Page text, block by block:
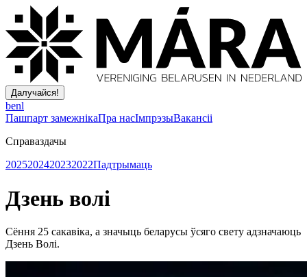
Далучайся!
benl
Пашпарт замежнікаПра насІмпрэзыВакансіі
Справаздачы
2025202420232022Падтрымаць
Дзень волі
Сёння 25 сакавіка, а значыць беларусы ўсяго свету адзначаюць
Дзень Волі.